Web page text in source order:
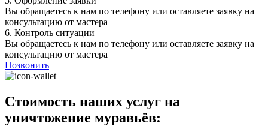
Вы обращаетесь к нам по телефону или оставляете заявку на
консультацию от мастера
6. Контроль ситуации
Вы обращаетесь к нам по телефону или оставляете заявку на
консультацию от мастера
Позвонить
Стоимость наших услуг на
уничтожение муравьёв: